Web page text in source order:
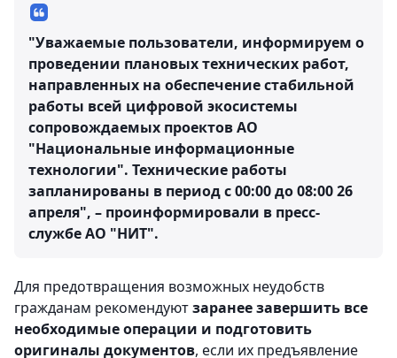
"Уважаемые пользователи, информируем о
проведении плановых технических работ,
направленных на обеспечение стабильной
работы всей цифровой экосистемы
сопровождаемых проектов АО
"Национальные информационные
технологии". Технические работы
запланированы в период с 00:00 до 08:00 26
апреля", – проинформировали в пресс-
службе АО "НИТ".
Для предотвращения возможных неудобств
гражданам рекомендуютзаранее завершить все
необходимые операции и подготовить
оригиналы документов, если их предъявление